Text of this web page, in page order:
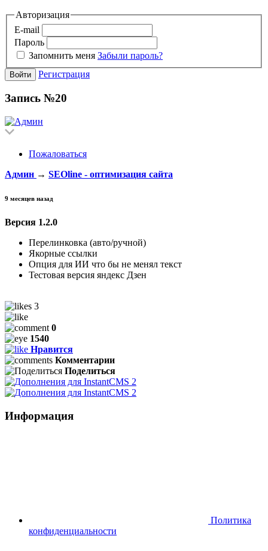
Авторизация
E-mail
Пароль
Запомнить меня Забыли пароль?
Войти Регистрация
Запись №20
Пожаловаться
Админ → SEOline - оптимизация сайта
9 месяцев назад
Версия 1.2.0
Перелинковка (авто/ручной)
Якорные ссылки
Опция для ИИ что бы не менял текст
Тестовая версия яндекс Дзен
3
0
1540
Нравится
Комментарии
Поделиться
Информация
Политика
конфиденциальности